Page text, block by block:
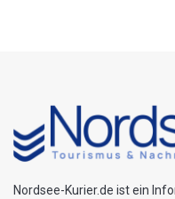
Nordsee-Kurier.de ist ein